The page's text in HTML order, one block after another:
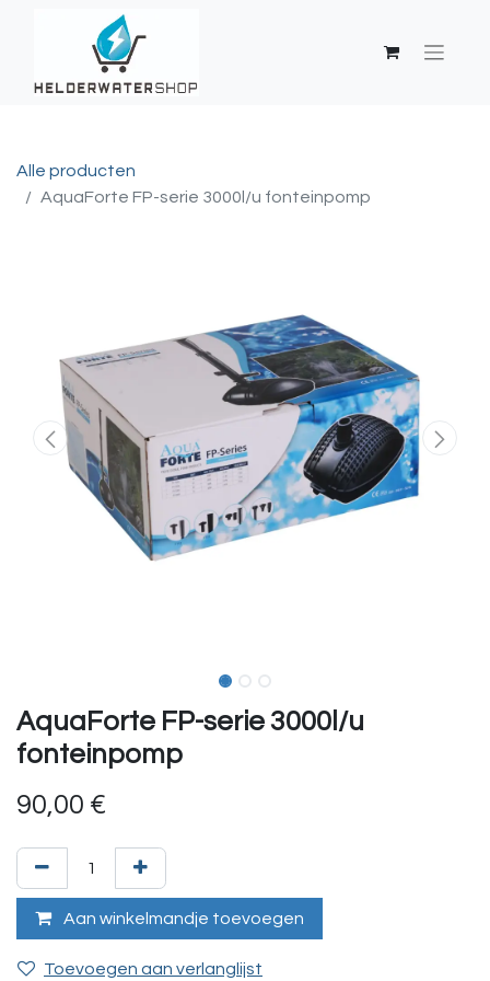
Alle producten
AquaForte FP-serie 3000l/u fonteinpomp
AquaForte FP-serie 3000l/u
fonteinpomp
90,00 €
Aan winkelmandje toevoegen
Toevoegen aan verlanglijst